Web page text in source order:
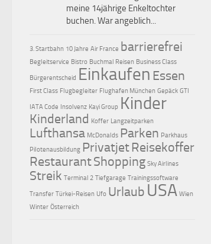
meine 14jährige Enkeltochter
buchen. War angeblich...
3. Startbahn 10 Jahre Air France barrierefrei
Begleitservice Bistro Buchmal Reisen Business Class
Bürgerentscheid Einkaufen Essen
First Class Flugbegleiter Flughafen München Gepäck GTI
IATA Code Insolvenz Kayi Group Kinder
Kinderland Koffer Langzeitparken
Lufthansa McDonalds Parken Parkhaus
Pilotenausbildung PrivatjetReisekoffer
RestaurantShopping Sky Airlines
Streik Terminal 2 Tiefgarage Trainingssoftware
Transfer Türkei-Reisen Ufo Urlaub USA Wien
Winter Österreich